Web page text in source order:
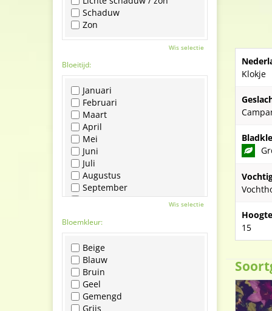
Klokje
15
Schaduw
Zon
Wis selectie
Bloeitijd:
Januari
Februari
Maart
April
Mei
Juni
Juli
Augustus
September
Oktober
December
Wis selectie
Bloemkleur:
Beige
Blauw
Bruin
Geel
Gemengd
Grijs